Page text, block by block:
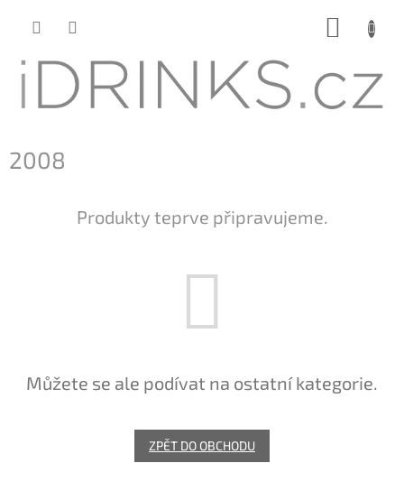
2008
Produkty teprve připravujeme.
Můžete se ale podívat na ostatní kategorie.
ZPĚT DO OBCHODU